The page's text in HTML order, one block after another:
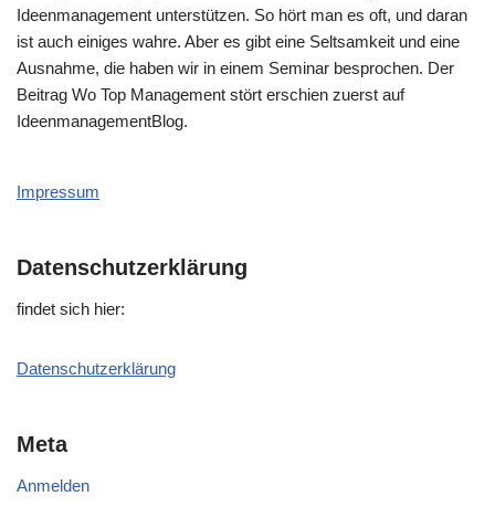
Ideenmanagement unterstützen. So hört man es oft, und daran
ist auch einiges wahre. Aber es gibt eine Seltsamkeit und eine
Ausnahme, die haben wir in einem Seminar besprochen. Der
Beitrag Wo Top Management stört erschien zuerst auf
IdeenmanagementBlog.
Impressum
Datenschutzerklärung
fin­det sich hier:
Daten­schutz­er­klä­rung
Meta
Anmelden